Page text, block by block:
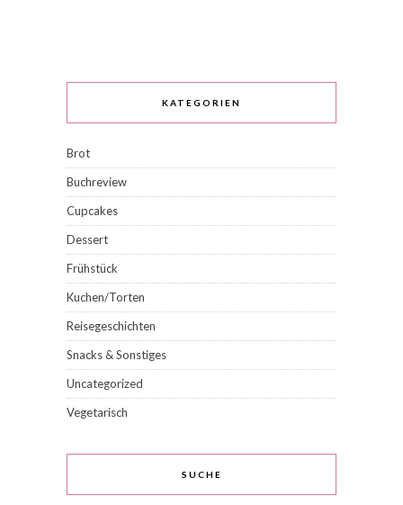
KATEGORIEN
Brot
Buchreview
Cupcakes
Dessert
Frühstück
Kuchen/Torten
Reisegeschichten
Snacks & Sonstiges
Uncategorized
Vegetarisch
SUCHE